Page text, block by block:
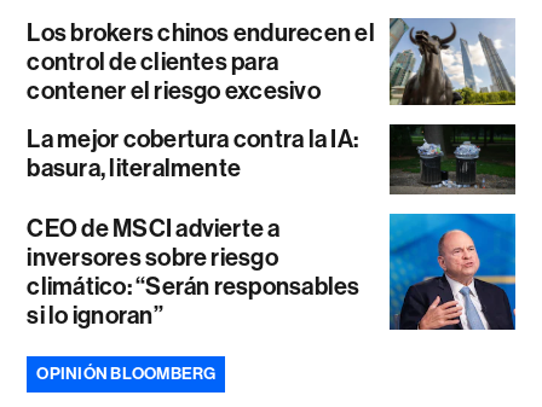
Los brokers chinos endurecen el
control de clientes para
contener el riesgo excesivo
La mejor cobertura contra la IA:
basura, literalmente
CEO de MSCI advierte a
inversores sobre riesgo
climático: “Serán responsables
si lo ignoran”
OPINIÓN BLOOMBERG